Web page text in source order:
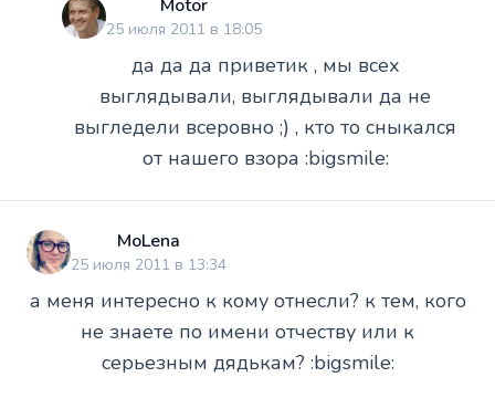
Motor
25 июля 2011 в 18:05
да да да приветик , мы всех
выглядывали, выглядывали да не
выгледели всеровно ;) , кто то сныкался
от нашего взора :bigsmile:
MoLena
25 июля 2011 в 13:34
а меня интересно к кому отнесли? к тем, кого
не знаете по имени отчеству или к
серьезным дядькам? :bigsmile: